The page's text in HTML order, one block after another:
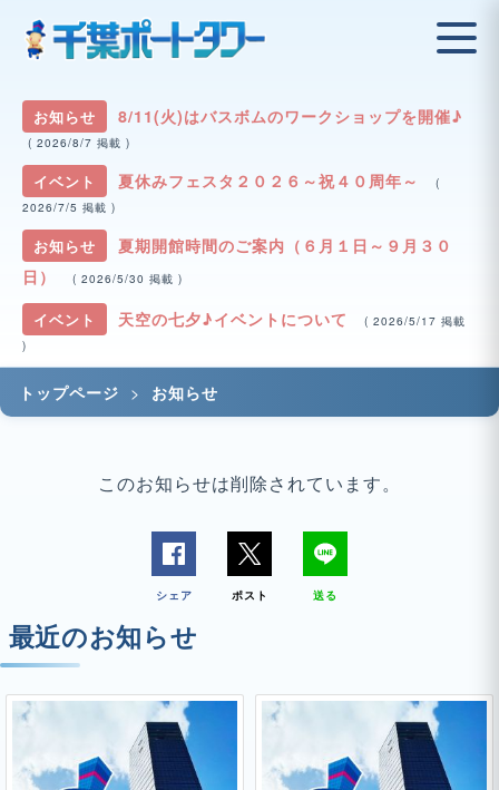
お知らせ 8/11(火)はバスボムのワークショップを開催♪
( 2026/8/7 掲載 )
イベント 夏休みフェスタ２０２６～祝４０周年～
(
2026/7/5 掲載 )
お知らせ
夏期開館時間のご案内（６月１日～９月３０
日）
( 2026/5/30 掲載 )
イベント 天空の七夕♪イベントについて
( 2026/5/17 掲載
)
トップページ > お知らせ
このお知らせは削除されています。
シェア ポスト 送る
最近のお知らせ